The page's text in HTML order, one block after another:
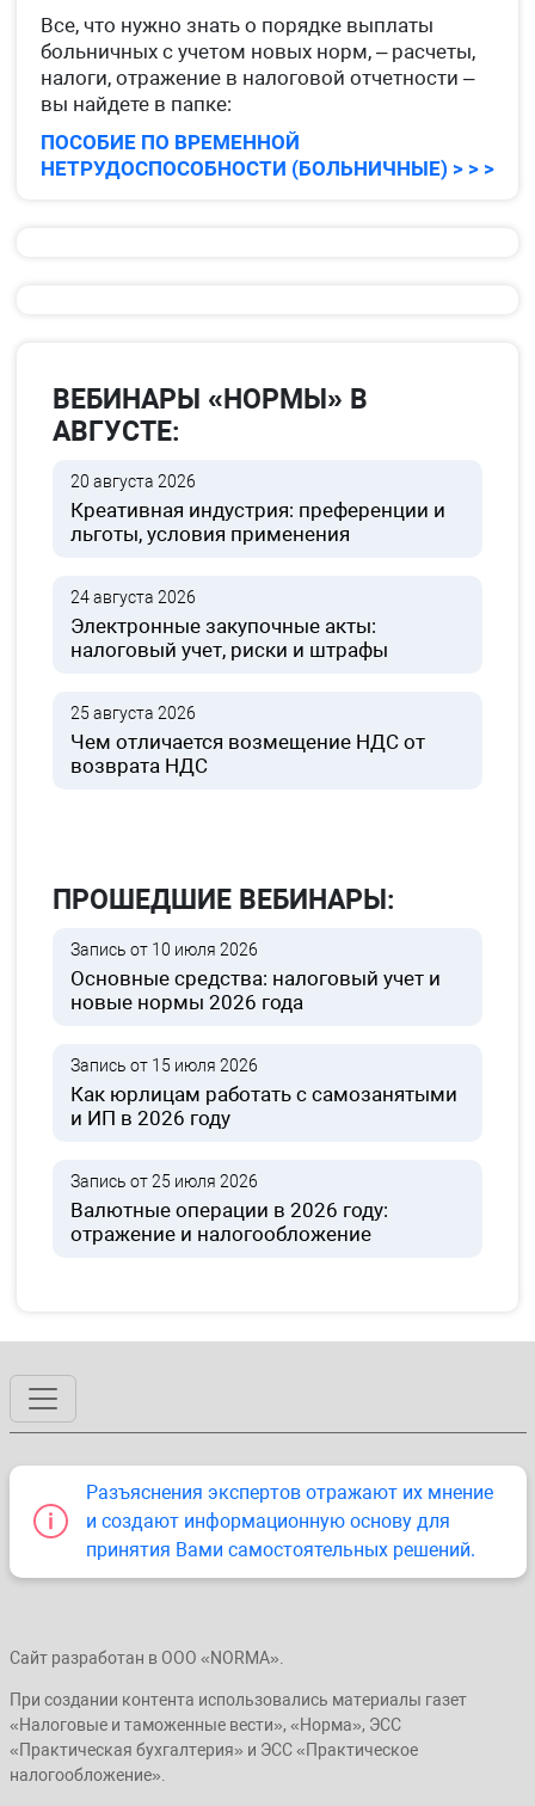
Все, что нужно знать о порядке выплаты
больничных с учетом новых норм, – расчеты,
налоги, отражение в налоговой отчетности –
вы найдете в папке:
ПОСОБИЕ ПО ВРЕМЕННОЙ
НЕТРУДОСПОСОБНОСТИ (БОЛЬНИЧНЫЕ) > > >
ВЕБИНАРЫ «НОРМЫ» В
АВГУСТЕ:
20 августа 2026
Креативная индустрия: преференции и
льготы, условия применения
24 августа 2026
Электронные закупочные акты:
налоговый учет, риски и штрафы
25 августа 2026
Чем отличается возмещение НДС от
возврата НДС
ПРОШЕДШИЕ ВЕБИНАРЫ:
Запись от 10 июля 2026
Основные средства: налоговый учет и
новые нормы 2026 года
Запись от 15 июля 2026
Как юрлицам работать с самозанятыми
и ИП в 2026 году
Запись от 25 июля 2026
Валютные операции в 2026 году:
отражение и налогообложение
Разъяснения экспертов отражают их мнение
и создают информационную основу для
принятия Вами самостоятельных решений.
Сайт разработан в ООО «NORMA».
При создании контента использовались материалы газет
«Налоговые и таможенные вести», «Норма», ЭСС
«Практическая бухгалтерия» и ЭСС «Практическое
налогообложение».